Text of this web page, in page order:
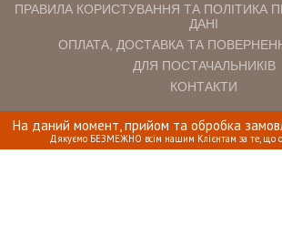
На даний момент, прийом та обробка
Дякуємо БЕЗМЕЖНО всім нашим Клієнтам за те, що
ПРАВИЛА КОРИСТУВАННЯ ТА ПОЛІТИКА
ДАНІ
ОПЛАТА, ДОСТАВКА ТА
ДЛЯ ПОСТАЧАЛЬНИКІВ
КОНТАКТИ
INTERIOMANIA © 2018. ВСІ ПРАВА